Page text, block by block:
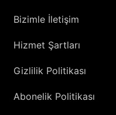
Bizimle İletişim
Hizmet Şartları
Gizlilik Politikası
Abonelik Politikası